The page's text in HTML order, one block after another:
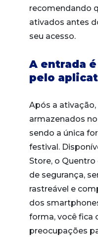
recomendando
ativados antes
seu acesso.
A entrada
pelo
Após a
armazenados
sendo a única
festival.
Store, o
de segurança,
rastreável e
dos
forma, você fica
preocupações